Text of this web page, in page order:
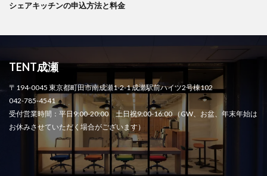
シェアキッチンの申込方法と料金
TENT成瀬
〒194-0045 東京都町田市南成瀬1-2-1 成瀬駅前ハイツ2号棟102
042-785-4541
受付営業時間：平日9:00-20:00 土日祝9:00-16:00 （GW、お盆、年末年始は
お休みさせていただく場合がございます）